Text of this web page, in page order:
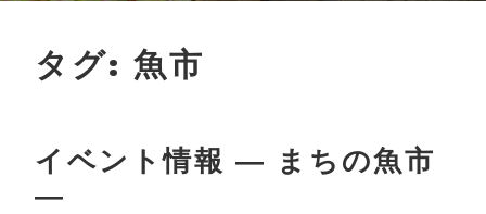
タグ: 魚市
イベント情報 ― まちの魚市
―